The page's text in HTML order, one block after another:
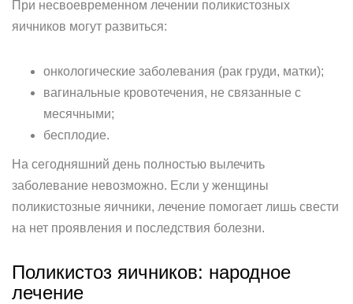
При несвоевременном лечении поликистозных
яичников могут развиться:
онкологические заболевания (рак груди, матки);
вагинальные кровотечения, не связанные с
месячными;
бесплодие.
На сегодняшний день полностью вылечить
заболевание невозможно. Если у женщины
поликистозные яичники, лечение помогает лишь свести
на нет проявления и последствия болезни.
Поликистоз яичников: народное
лечение